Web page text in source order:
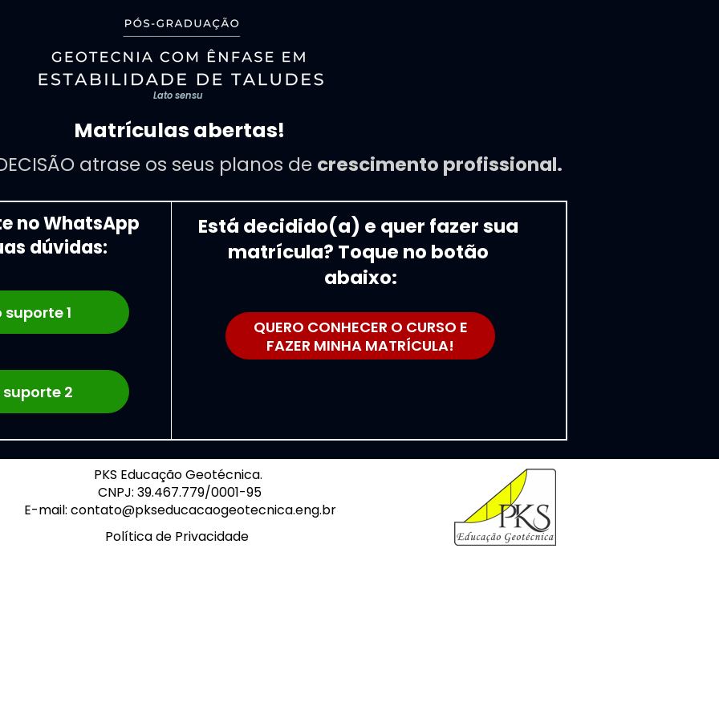
Lato sensu
Matrículas abertas!
atrase os seus planos de crescimento profissional.
no WhatsApp
dúvidas:
1
2
Está decidido(a) e quer fazer sua
matrícula? Toque no botão
abaixo:
QUERO CONHECER O CURSO E
FAZER MINHA MATRÍCULA!
PKS Educação Geotécnica.
CNPJ: 39.467.779/0001-95
E-mail: contato@pkseducacaogeotecnica.eng.br
Política de Privacidade